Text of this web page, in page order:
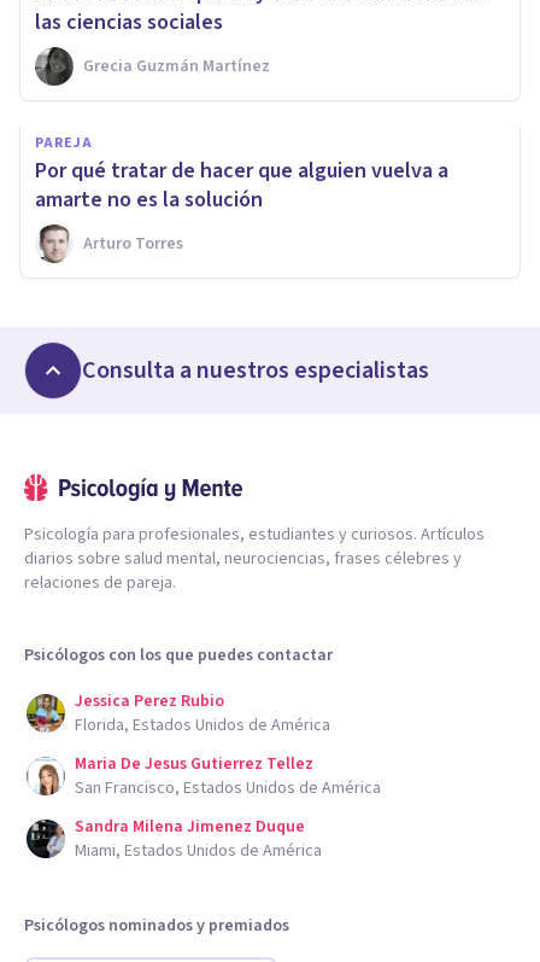
las ciencias sociales
Grecia Guzmán Martínez
PAREJA
Por qué tratar de hacer que alguien vuelva a
amarte no es la solución
Arturo Torres
Consulta a nuestros especialistas
Psicología para profesionales, estudiantes y curiosos. Artículos
diarios sobre salud mental, neurociencias, frases célebres y
relaciones de pareja.
Psicólogos con los que puedes contactar
Jessica Perez Rubio
Florida, Estados Unidos de América
Maria De Jesus Gutierrez Tellez
San Francisco, Estados Unidos de América
Sandra Milena Jimenez Duque
Miami, Estados Unidos de América
Psicólogos nominados y premiados